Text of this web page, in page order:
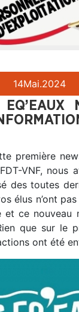
14Mai.2024
première
VNF, nous
des toutes
élus n’ont
et ce nouveau
que sur le
ont été